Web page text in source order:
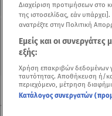
Δείτε
Με μια πρωτόγνωρη
τετραήμερες
Διαχείριση προτιμήσεων στο
της ιστοσελίδας, εάν
ανατρέξτε στην Πολιτική
Εμείς και οι
εξής:
Χρήση επακριβών δεδομένων
ταυτότητας. Αποθήκευση ή/
περιεχόμενο, μέτρηση
Κατάλογος συνεργατών